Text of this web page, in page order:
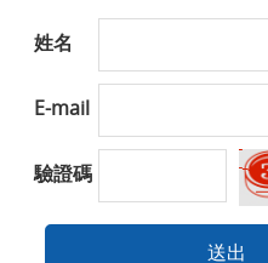
姓名
E-mail
驗證碼
送出